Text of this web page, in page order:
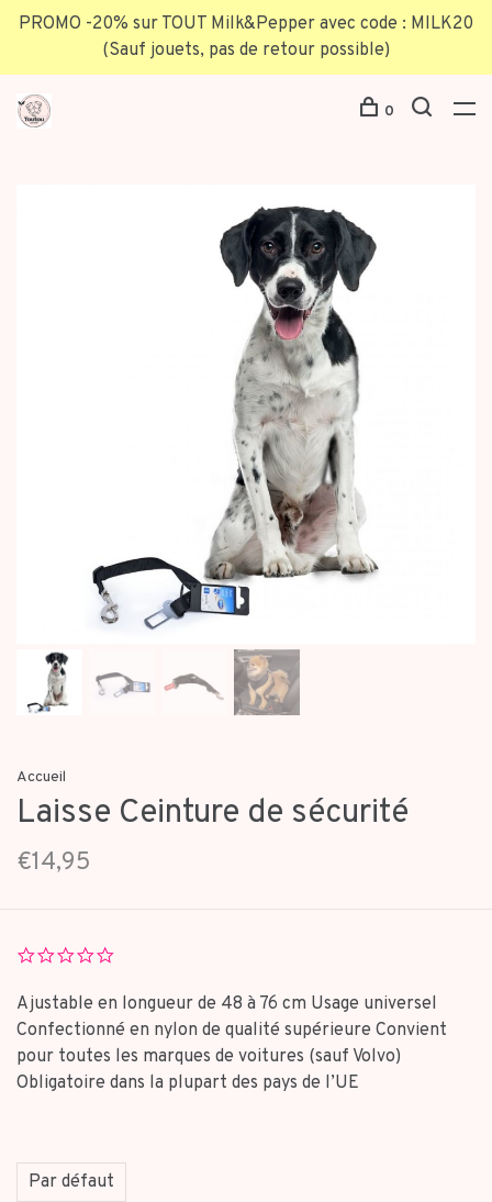
PROMO -20% sur TOUT Milk&Pepper avec code : MILK20
(Sauf jouets, pas de retour possible)
0
Accueil
Laisse Ceinture de sécurité
€14,95
rating
Ajustable en longueur de 48 à 76 cm Usage universel
Confectionné en nylon de qualité supérieure Convient
pour toutes les marques de voitures (sauf Volvo)
Obligatoire dans la plupart des pays de l’UE
Par défaut